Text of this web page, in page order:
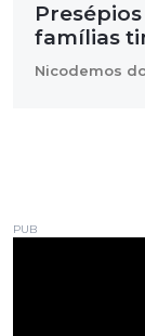
famílias
Nicodemos
PUB